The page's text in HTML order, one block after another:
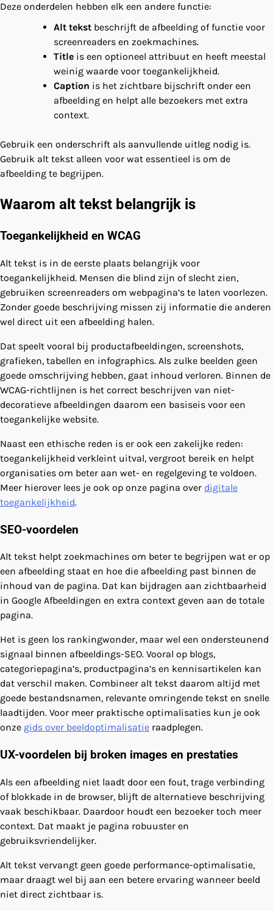
Deze onderdelen hebben elk een andere functie:
Alt tekst beschrijft de afbeelding of functie voor
screenreaders en zoekmachines.
Title is een optioneel attribuut en heeft meestal
weinig waarde voor toegankelijkheid.
Caption is het zichtbare bijschrift onder een
afbeelding en helpt alle bezoekers met extra
context.
Gebruik een onderschrift als aanvullende uitleg nodig is.
Gebruik alt tekst alleen voor wat essentieel is om de
afbeelding te begrijpen.
Waarom alt tekst belangrijk is
Toegankelijkheid en WCAG
Alt tekst is in de eerste plaats belangrijk voor
toegankelijkheid. Mensen die blind zijn of slecht zien,
gebruiken screenreaders om webpagina’s te laten voorlezen.
Zonder goede beschrijving missen zij informatie die anderen
wel direct uit een afbeelding halen.
Dat speelt vooral bij productafbeeldingen, screenshots,
grafieken, tabellen en infographics. Als zulke beelden geen
goede omschrijving hebben, gaat inhoud verloren. Binnen de
WCAG-richtlijnen is het correct beschrijven van niet-
decoratieve afbeeldingen daarom een basiseis voor een
toegankelijke website.
Naast een ethische reden is er ook een zakelijke reden:
toegankelijkheid verkleint uitval, vergroot bereik en helpt
organisaties om beter aan wet- en regelgeving te voldoen.
Meer hierover lees je ook op onze pagina over digitale
toegankelijkheid.
SEO-voordelen
Alt tekst helpt zoekmachines om beter te begrijpen wat er op
een afbeelding staat en hoe die afbeelding past binnen de
inhoud van de pagina. Dat kan bijdragen aan zichtbaarheid
in Google Afbeeldingen en extra context geven aan de totale
pagina.
Het is geen los rankingwonder, maar wel een ondersteunend
signaal binnen afbeeldings-SEO. Vooral op blogs,
categoriepagina’s, productpagina’s en kennisartikelen kan
dat verschil maken. Combineer alt tekst daarom altijd met
goede bestandsnamen, relevante omringende tekst en snelle
laadtijden. Voor meer praktische optimalisaties kun je ook
onze gids over beeldoptimalisatie raadplegen.
UX-voordelen bij broken images en prestaties
Als een afbeelding niet laadt door een fout, trage verbinding
of blokkade in de browser, blijft de alternatieve beschrijving
vaak beschikbaar. Daardoor houdt een bezoeker toch meer
context. Dat maakt je pagina robuuster en
gebruiksvriendelijker.
Alt tekst vervangt geen goede performance-optimalisatie,
maar draagt wel bij aan een betere ervaring wanneer beeld
niet direct zichtbaar is.